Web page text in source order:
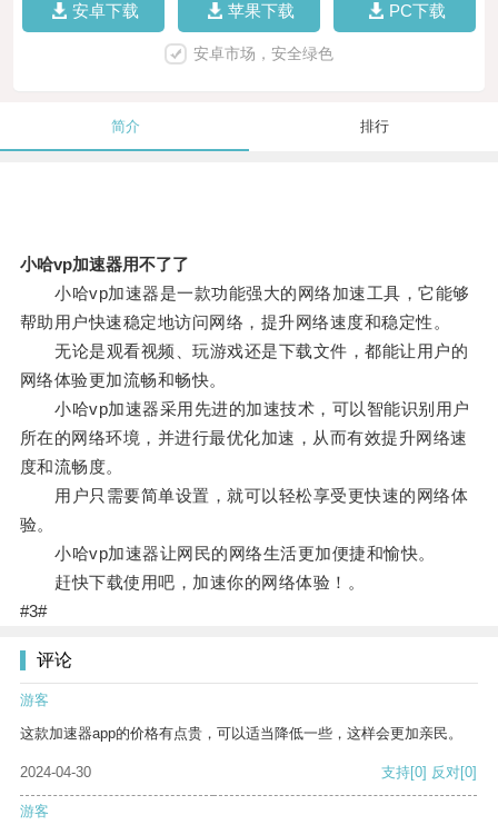
安卓下载 苹果下载 PC下载
安卓市场，安全绿色
简介 排行
小哈vp加速器用不了了
小哈vp加速器是一款功能强大的网络加速工具，它能够
帮助用户快速稳定地访问网络，提升网络速度和稳定性。
无论是观看视频、玩游戏还是下载文件，都能让用户的
网络体验更加流畅和畅快。
小哈vp加速器采用先进的加速技术，可以智能识别用户
所在的网络环境，并进行最优化加速，从而有效提升网络速
度和流畅度。
用户只需要简单设置，就可以轻松享受更快速的网络体
验。
小哈vp加速器让网民的网络生活更加便捷和愉快。
赶快下载使用吧，加速你的网络体验！。
#3#
评论
游客
这款加速器app的价格有点贵，可以适当降低一些，这样会更加亲民。
2024-04-30 支持[0] 反对[0]
游客